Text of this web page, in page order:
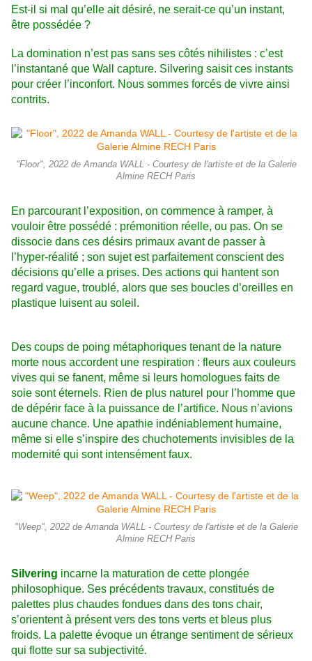
Est-il si mal qu’elle ait désiré, ne serait-ce qu’un instant,
être possédée ?
La domination n’est pas sans ses côtés nihilistes : c’est
l’instantané que Wall capture. Silvering saisit ces instants
pour créer l’inconfort. Nous sommes forcés de vivre ainsi
contrits.
"Floor", 2022 de Amanda WALL - Courtesy de l'artiste et de la Galerie
Almine RECH Paris
En parcourant l’exposition, on commence à ramper, à
vouloir être possédé : prémonition réelle, ou pas. On se
dissocie dans ces désirs primaux avant de passer à
l’hyper-réalité ; son sujet est parfaitement conscient des
décisions qu’elle a prises. Des actions qui hantent son
regard vague, troublé, alors que ses boucles d’oreilles en
plastique luisent au soleil.
Des coups de poing métaphoriques tenant de la nature
morte nous accordent une respiration : fleurs aux couleurs
vives qui se fanent, même si leurs homologues faits de
soie sont éternels. Rien de plus naturel pour l’homme que
de dépérir face à la puissance de l’artifice. Nous n’avions
aucune chance. Une apathie indéniablement humaine,
même si elle s’inspire des chuchotements invisibles de la
modernité qui sont intensément faux.
"Weep", 2022 de Amanda WALL - Courtesy de l'artiste et de la Galerie
Almine RECH Paris
Silvering incarne la maturation de cette plongée
philosophique. Ses précédents travaux, constitués de
palettes plus chaudes fondues dans des tons chair,
s’orientent à présent vers des tons verts et bleus plus
froids. La palette évoque un étrange sentiment de sérieux
qui flotte sur sa subjectivité.